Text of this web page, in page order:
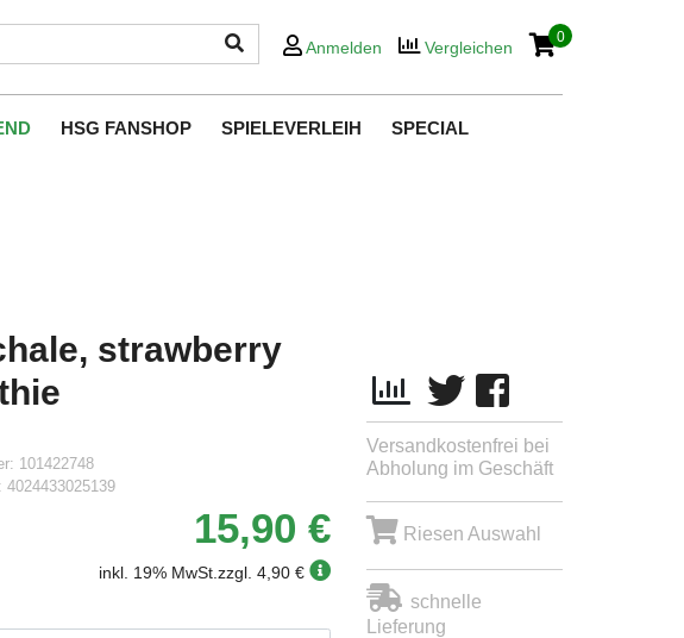
Anmelden Vergleichen
0
HSG FANSHOP SPIELEVERLEIH SPECIAL
strawberry
101422748
4024433025139
15,90 €
inkl. 19% MwSt. zzgl. 4,90 €
Versandkostenfrei bei
Abholung im Geschäft
Riesen Auswahl
schnelle
Lieferung